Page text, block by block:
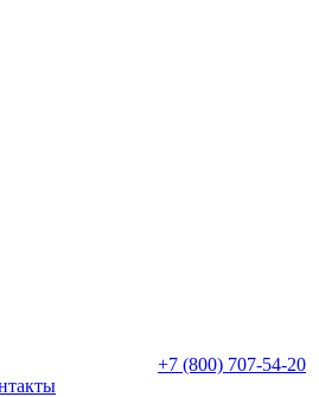
+7 (800) 707-54-20